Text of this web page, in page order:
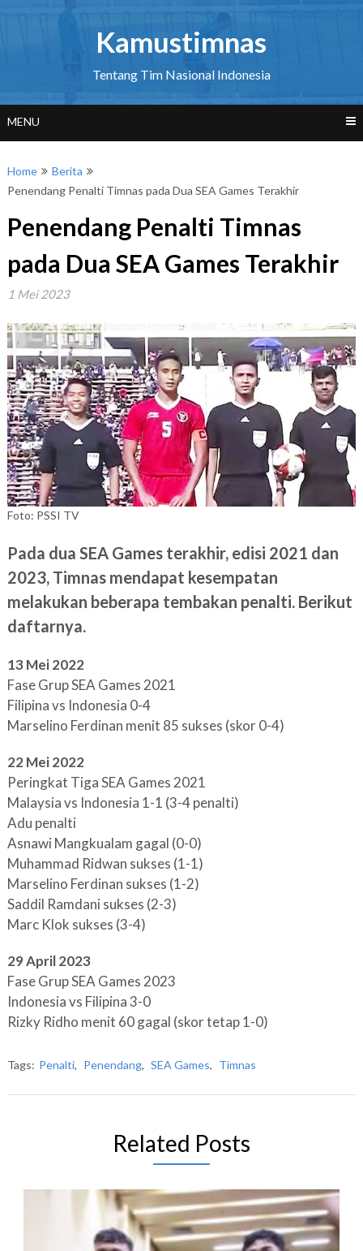
Kamustimnas
Tentang Tim Nasional Indonesia
MENU
Home
Berita
Penendang Penalti Timnas pada Dua SEA Games Terakhir
Penendang Penalti Timnas
pada Dua SEA Games Terakhir
1 Mei 2023
Foto: PSSI TV
Pada dua SEA Games terakhir, edisi 2021 dan
2023, Timnas mendapat kesempatan
melakukan beberapa tembakan penalti. Berikut
daftarnya.
13 Mei 2022
Fase Grup SEA Games 2021
Filipina vs Indonesia 0-4
Marselino Ferdinan menit 85 sukses (skor 0-4)
22 Mei 2022
Peringkat Tiga SEA Games 2021
Malaysia vs Indonesia 1-1 (3-4 penalti)
Adu penalti
Asnawi Mangkualam gagal (0-0)
Muhammad Ridwan sukses (1-1)
Marselino Ferdinan sukses (1-2)
Saddil Ramdani sukses (2-3)
Marc Klok sukses (3-4)
29 April 2023
Fase Grup SEA Games 2023
Indonesia vs Filipina 3-0
Rizky Ridho menit 60 gagal (skor tetap 1-0)
Tags: Penalti, Penendang, SEA Games, Timnas
Related Posts